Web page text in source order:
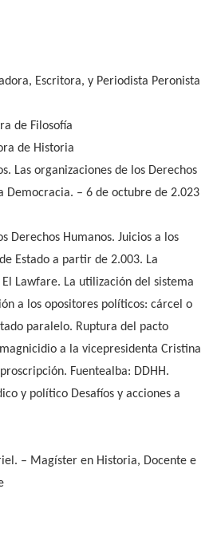
Escritora, y Periodista Peronista
de Filosofía
de Historia
Las organizaciones de los Derechos
Democracia. – 6 de octubre de 2.023
Derechos Humanos. Juicios a los
Estado a partir de 2.003. La
Lawfare. La utilización del sistema
a los opositores políticos: cárcel o
paralelo. Ruptura del pacto
a la vicepresidenta Cristina
Fuentealba: DDHH.
y político Desafíos y acciones a
– Magíster en Historia, Docente e